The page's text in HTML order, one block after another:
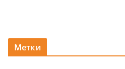
Метки